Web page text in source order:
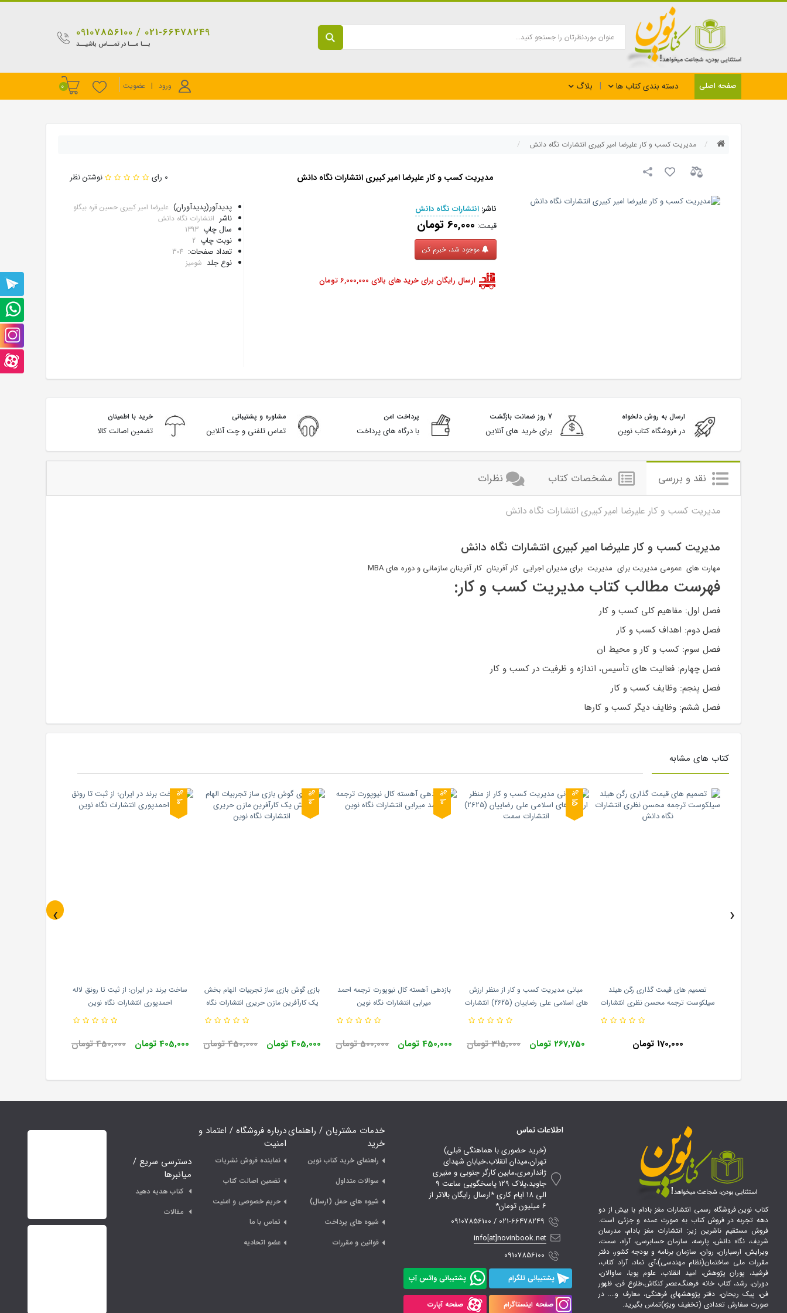
021-66478249 / 09107856100
بــا مــا در تمــاس باشیــد
صفحه اصلی دسته بندی کتاب ها بلاگ ورود | عضویت 0
مدیریت کسب و کار علیرضا امیر کبیری انتشارات نگاه دانش
مدیریت کسب و کار علیرضا امیر کبیری انتشارات نگاه دانش 0 رای نوشتن نظر
ناشر: انتشارات نگاه دانش
قیمت: 60,000 تومان
ارسال رایگان برای خرید های بالای 6,000,000 تومان
پدیدآور(پدیدآوران) علیرضا امیر کبیری حسین قره بیگلو
ناشر انتشارات نگاه دانش
سال چاپ 1393
نوبت چاپ 2
تعداد صفحات: 304
نوع جلد شومیز
ارسال به روش دلخواه
در فروشگاه کتاب نوین
7 روز ضمانت بازگشت
برای خرید های آنلاین
پرداخت امن
با درگاه های پرداخت
مشاوره و پشتیبانی
تماس تلفنی و چت آنلاین
خرید با اطمینان
تضمین اصالت کالا
نقد و بررسی مشخصات کتاب نظرات
مدیریت کسب و کار علیرضا امیر کبیری انتشارات نگاه دانش
مدیریت کسب و کار علیرضا امیر کبیری انتشارات نگاه دانش
مهارت های عمومی مدیریت برای مدیریت برای مدیران اجرایی کار آفرینان کار آفرینان سازمانی و دوره های MBA
فهرست مطالب کتاب مدیریت کسب و کار:
فصل اول: مفاهیم کلی کسب و کار
فصل دوم: اهداف کسب و کار
فصل سوم: کسب و کار و محیط ان
فصل چهارم: فعالیت های تأسیس، اندازه و ظرفیت در کسب و کار
فصل پنجم: وظایف کسب و کار
فصل ششم: وظایف دیگر کسب و کارها
کتاب های مشابه
تصمیم های قیمت گذاری رگن هیلد
سیلکوست ترجمه محسن نظری انتشارات
170,000 تومان
مبانی مدیریت کسب و کار از منظر ارزش
های اسلامی علی رضاییان (2625) انتشارات
267,750 تومان 315,000 تومان
1
5
%
بازدهی آهسته کال نیوپورت ترجمه احمد
میرابی انتشارات نگاه نوین
450,000 تومان 500,000 تومان
1
0
%
بازی گوش بازی ساز تجربیات الهام بخش
یک کارآفرین مازن حریری انتشارات نگاه
405,000 تومان 450,000 تومان
1
0
%
ساخت برند در ایران؛ از ثبت تا رونق لاله
احمدپوری انتشارات نگاه نوین
405,000 تومان 450,000 تومان
1
0
%
‹ ›
کتاب نوین فروشگاه رسمی انتشارات مغز بادام با بیش از دو
دهه تجربه در فروش کتاب به صورت عمده و جزئی است.
فروش مستقیم ناشرین زیر: انتشارات مغز بادام، مدرسان
شریف، نگاه دانش، پارسه، سازمان حسابرسی، آراه، سمت،
ویرایش، ارسباران، روان، سازمان برنامه و بودجه کشور، دفتر
مقررات ملی ساختمان(نظام مهندسی)،آی نماد، آراد کتاب،
فرشید، پوران پژوهش، امید انقلاب، علوم پویا، ساوالان،
دوران، رشد، کتاب خانه فرهنگ،عصر کنکاش،طلوع فن، ظهور
فن، پیک ریحان، دفتر پژوهشهای فرهنگی، معارف و.... در
صورت سفارش تعدادی (تخفیف ویژه)تماس بگیرید.
اطلاعات تماس
(خرید حضوری با هماهنگی قبلی)
تهران،میدان انقلاب،خیابان شهدای
ژاندارمری،مابین کارگر جنوبی و منیری
جاوید،پلاک 129 پاسخگویی ساعت 9
الی 18 ایام کاری *ارسال رایگان بالاتر از
6 میلیون تومان*
021-66478249 / 09107856100
info[at]novinbook.net
09107856100
پشتیبانی تلگرام پشتیبانی واتس آپ
صفحه اینستاگرام صفحه آپارت
خدمات مشتریان / راهنمای
خرید
راهنمای خرید کتاب نوین
سوالات متداول
شیوه های حمل (ارسال)
شیوه های پرداخت
قوانین و مقررات
درباره فروشگاه / اعتماد و
امنیت
نماینده فروش نشریات
تضمین اصالت کتاب
حریم خصوصی و امنیت
تماس با ما
عضو اتحادیه
دسترسی سریع /
میانبرها
کتاب هدیه دهید
مقالات
پشتیبانی
تلگرام
پشتیبانی
واتس
آپ
صفحه
اینستاگرام
صفحه